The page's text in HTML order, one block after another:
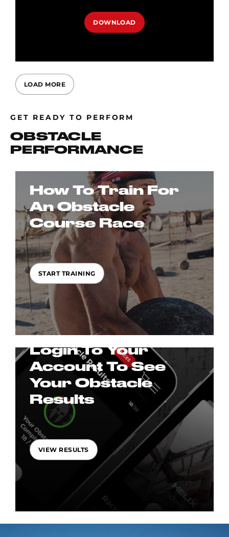
DOWNLOAD
LOAD MORE
GET READY TO PERFORM
OBSTACLE
PERFORMANCE
How To Train For
An Obstacle
Course Race
START TRAINING
Login To Your
Account To See
Your Obstacle
Results
VIEW RESULTS